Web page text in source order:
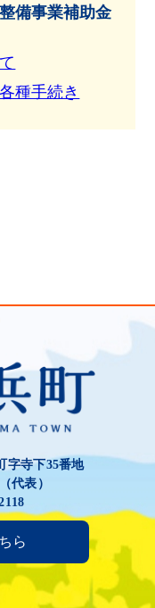
備事業補助金
種手続き
字寺下35番地
代表）
ら